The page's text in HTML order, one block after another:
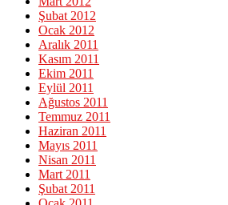
Şubat 2012
Ocak 2012
Aralık 2011
Kasım 2011
Ekim 2011
Eylül 2011
Ağustos 2011
Temmuz 2011
Haziran 2011
Mayıs 2011
Nisan 2011
Mart 2011
Şubat 2011